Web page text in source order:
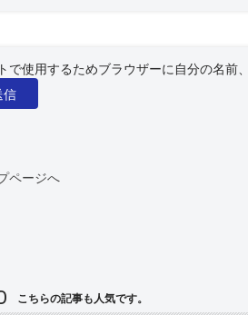
で使用するためブラウザーに自分の名前
ページへ
こちらの記事も人気です。